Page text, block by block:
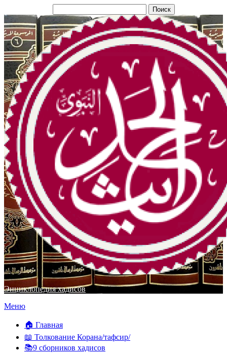
Энциклопедия хадисов
Перейти
содержимому
Меню
🏠 Главная
📖 Толкование Корана/тафсир/
📚9 сборников хадисов